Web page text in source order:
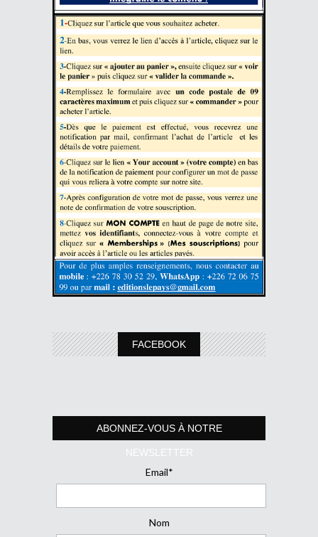
FACEBOOK
ABONNEZ-VOUS À NOTRE
NEWSLETTER
Email*
Nom